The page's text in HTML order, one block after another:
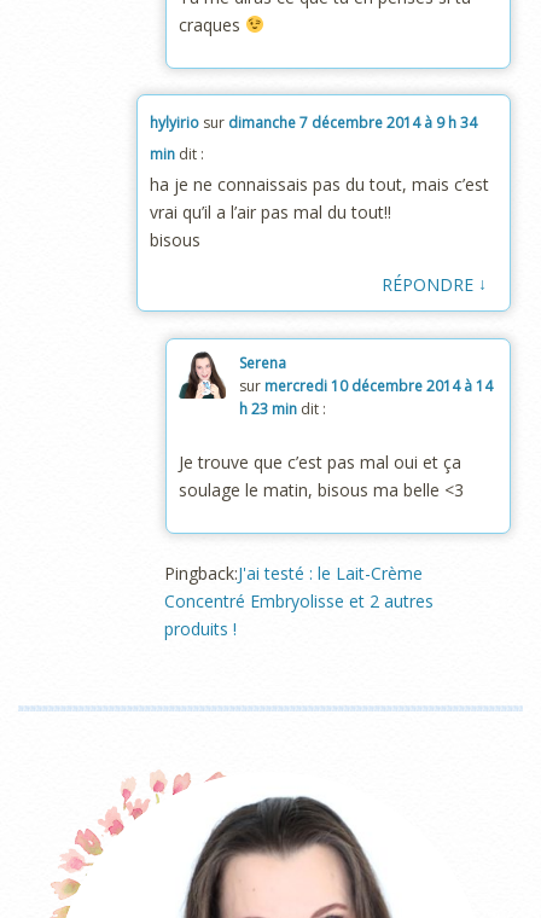
craques
hylyirio sur dimanche 7 décembre 2014 à 9 h 34
min dit :
ha je ne connaissais pas du tout, mais c’est
vrai qu’il a l’air pas mal du tout!!
bisous
RÉPONDRE ↓
Serena
sur mercredi 10 décembre 2014 à 14
h 23 min dit :
Je trouve que c’est pas mal oui et ça
soulage le matin, bisous ma belle <3
Pingback:J'ai testé : le Lait-Crème
Concentré Embryolisse et 2 autres
produits !